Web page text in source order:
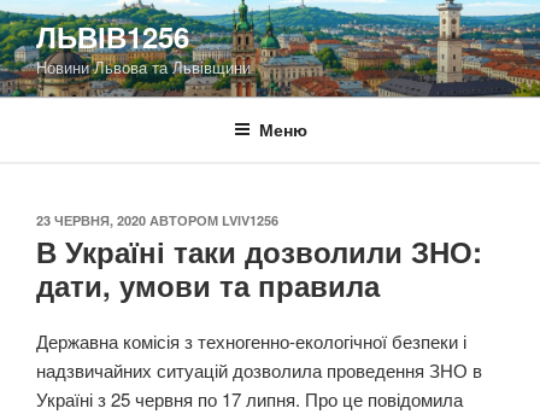
Перейти
до
вмісту
ЛЬВІВ1256
Новини Львова та Львівщини
Меню
ОПУБЛІКОВАНО
23 ЧЕРВНЯ, 2020 АВТОРОМ LVIV1256
В Україні таки дозволили ЗНО:
дати, умови та правила
Державна комісія з техногенно-екологічної безпеки і
надзвичайних ситуацій дозволила проведення ЗНО в
Україні з 25 червня по 17 липня. Про це повідомила